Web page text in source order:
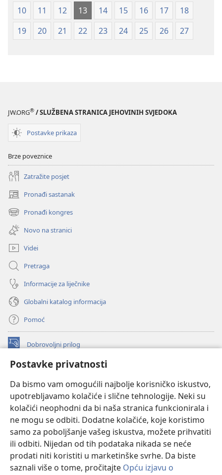
Postavke privatnosti
Da bismo vam omogućili najbolje korisničko iskustvo,
upotrebljavamo kolačiće i slične tehnologije. Neki su
kolačići neophodni da bi naša stranica funkcionirala i
ne mogu se odbiti. Dodatne kolačiće, koje koristimo
samo za poboljšanje vašeg iskustva, možete prihvatiti
ili odbiti. Nijedan od tih podataka nikada se neće
prodati niti koristiti u marketinške svrhe. Da biste
saznali više o tome, pročitajte Opću izjavu o
10
11 12 13 14 15 16 17
18
19
20 21 22 23 24 25 26 27
JW.ORG® / SLUŽBENA STRANICA JEHOVINIH SVJEDOKA
Postavke prikaza
Brze poveznice
Zatražite posjet
Pronađi sastanak
(otvara
se
novi
prozor)
Pronađi kongres
(otvara
se
novi
prozor)
Novo na stranici
Videi
Pretraga
Informacije za liječnike
Globalni katalog informacija
Pomoć
Dobrovoljni prilog
(otvara
novi
INTERNETSKA BIBLIOTEKA Watchtower
se
novi
prozor)
JW Hub
(otvara
se
novi
JW Library
Watchtower Library